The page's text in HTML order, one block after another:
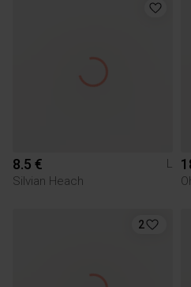
8.5 €
L
Silvian Heach
2